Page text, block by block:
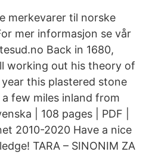
merkevarer til norske
mer informasjon se vår
Back in 1680,
working out his theory of
this plastered stone
few miles inland from
| 108 pages | PDF |
2010-2020 Have a nice
TARA – SINONIM ZA